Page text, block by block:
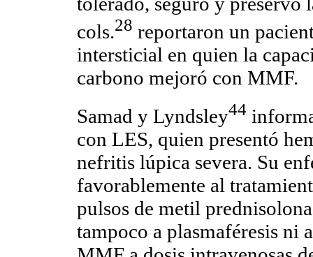
cols.28 reportaron un
intersticial en quien la
carbono mejoró con MMF.
Samad y Lyndsley44
con LES, quien presentó
nefritis lúpica severa. Su
favorablemente al
pulsos de metil
tampoco a plasmaféresis ni